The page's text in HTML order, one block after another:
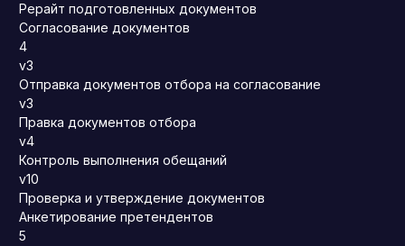
Рерайт подготовленных документов
Согласование документов
4
v3
Отправка документов отбора на согласование
v3
Правка документов отбора
v4
Контроль выполнения обещаний
v10
Проверка и утверждение документов
Анкетирование претендентов
5